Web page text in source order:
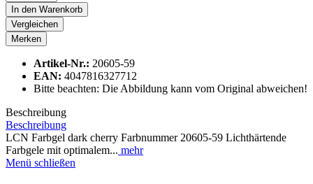
In den Warenkorb
Vergleichen
Merken
Artikel-Nr.: 20605-59
EAN: 4047816327712
Bitte beachten: Die Abbildung kann vom Original abweichen!
Beschreibung
Beschreibung
LCN Farbgel dark cherry Farbnummer 20605-59 Lichthärtende
Farbgele mit optimalem... mehr
Menü schließen